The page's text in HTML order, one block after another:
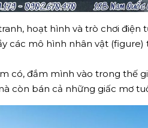
hoạt hình và trò chơi điện
các mô hình nhân vật
có, đắm mình vào trong thế
còn bán cả những giấc mơ